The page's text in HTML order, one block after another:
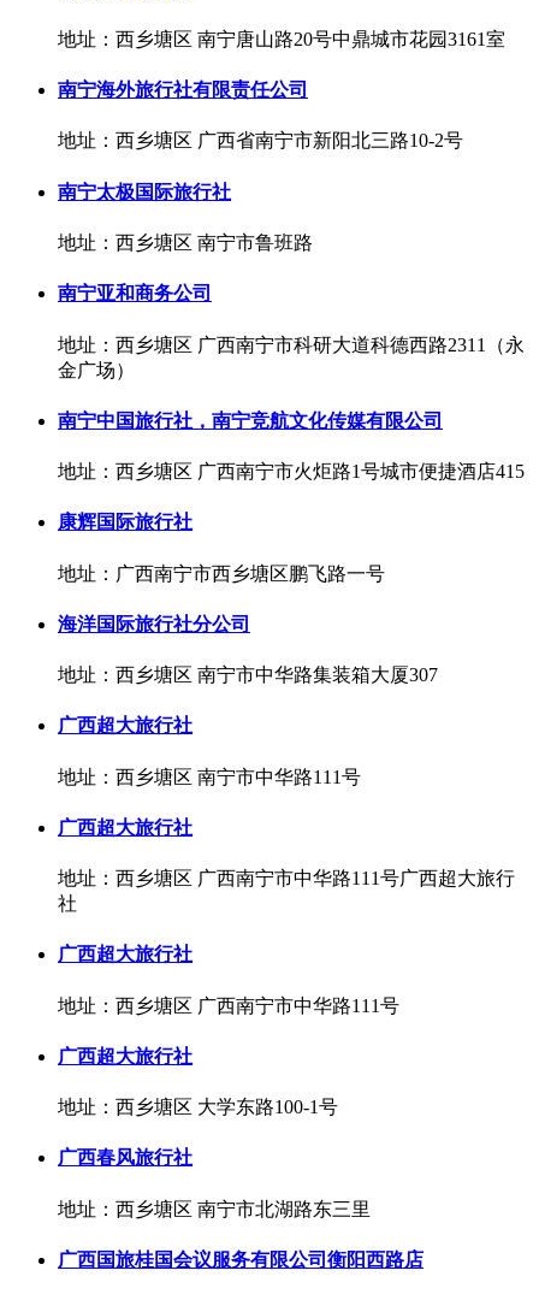
地址：西乡塘区 南宁唐山路20号中鼎城市花园3161室
南宁海外旅行社有限责任公司
地址：西乡塘区 广西省南宁市新阳北三路10-2号
南宁太极国际旅行社
地址：西乡塘区 南宁市鲁班路
南宁亚和商务公司
地址：西乡塘区 广西南宁市科研大道科德西路2311（永
金广场）
南宁中国旅行社，南宁竞航文化传媒有限公司
地址：西乡塘区 广西南宁市火炬路1号城市便捷酒店415
康辉国际旅行社
地址：广西南宁市西乡塘区鹏飞路一号
海洋国际旅行社分公司
地址：西乡塘区 南宁市中华路集装箱大厦307
广西超大旅行社
地址：西乡塘区 南宁市中华路111号
广西超大旅行社
地址：西乡塘区 广西南宁市中华路111号广西超大旅行
社
广西超大旅行社
地址：西乡塘区 广西南宁市中华路111号
广西超大旅行社
地址：西乡塘区 大学东路100-1号
广西春风旅行社
地址：西乡塘区 南宁市北湖路东三里
广西国旅桂国会议服务有限公司衡阳西路店